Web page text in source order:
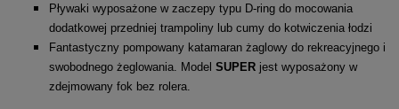
Pływaki wyposażone w zaczepy typu D-ring do mocowania
dodatkowej przedniej trampoliny lub cumy do kotwiczenia łodzi
Fantastyczny pompowany katamaran żaglowy do rekreacyjnego i
swobodnego żeglowania. Model SUPER jest wyposażony w
zdejmowany fok bez rolera.